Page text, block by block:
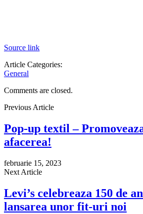
Source link
Article Categories:
General
Comments are closed.
Previous Article
Pop-up textil –
afacerea!
februarie 15, 2023
Next Article
Levi’s celebreaza 150 de
lansarea unor fit-uri noi